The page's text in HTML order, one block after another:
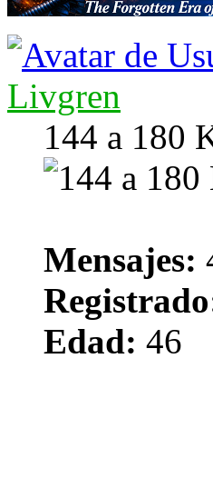
Livgren
144 a 180
Mensajes:
Edad: 46